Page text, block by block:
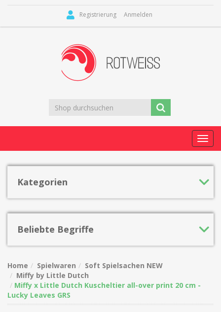
Registrierung Anmelden
Kategorien
Beliebte Begriffe
Home Spielwaren
Soft Spielsachen NEW
Miffy by Little Dutch
Miffy x Little Dutch Kuscheltier all-over print 20 cm -
Lucky Leaves GRS